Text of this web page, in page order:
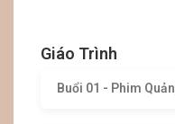
Giáo Trình
Buổi 01 - Phim